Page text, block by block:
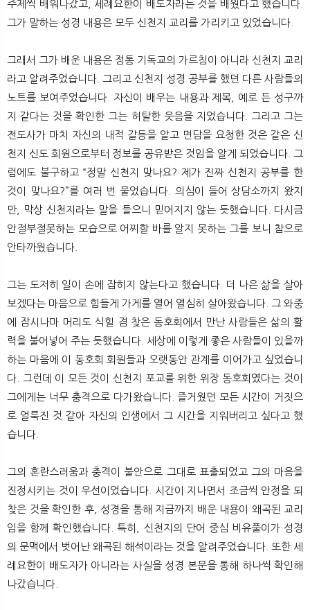
주제씩 배워나갔고, 세례요한이 배도자라는 것을 배웠다고 했습니다.
그가 말하는 성경 내용은 모두 신천지 교리를 가리키고 있었습니다.
그래서 그가 배운 내용은 정통 기독교의 가르침이 아니라 신천지 교리
라고 알려주었습니다. 그리고 신천지 성경 공부를 했던 다른 사람들의
노트를 보여주었습니다. 자신이 배우는 내용과 제목, 예로 든 성구까
지 같다는 것을 확인한 그는 허탈한 웃음을 지었습니다. 그리고 그는
전도사가 마치 자신의 내적 갈등을 알고 면담을 요청한 것은 같은 신
천지 신도 회원으로부터 정보를 공유받은 것임을 알게 되었습니다. 그
럼에도 불구하고 “정말 신천지 맞나요? 제가 진짜 신천지 공부를 한
것이 맞나요?”를 여러 번 물었습니다. 의심이 들어 상담소까지 왔지
만, 막상 신천지라는 말을 들으니 믿어지지 않는 듯했습니다. 다시금
안절부절못하는 모습으로 어찌할 바를 알지 못하는 그를 보니 참으로
안타까웠습니다.
그는 도저히 일이 손에 잡히지 않는다고 했습니다. 더 나은 삶을 살아
보겠다는 마음으로 힘들게 가게를 열어 열심히 살아왔습니다. 그 와중
에 잠시나마 머리도 식힐 겸 찾은 동호회에서 만난 사람들은 삶의 활
력을 불어넣어 주는 듯했습니다. 세상에 이렇게 좋은 사람들이 있을까
하는 마음에 이 동호회 회원들과 오랫동안 관계를 이어가고 싶었습니
다. 그런데 이 모든 것이 신천지 포교를 위한 위장 동호회였다는 것이
그에게는 너무 충격으로 다가왔습니다. 즐거웠던 모든 시간이 거짓으
로 얼룩진 것 같아 자신의 인생에서 그 시간을 지워버리고 싶다고 했
습니다.
그의 혼란스러움과 충격이 불안으로 그대로 표출되었고 그의 마음을
진정시키는 것이 우선이었습니다. 시간이 지나면서 조금씩 안정을 되
찾은 것을 확인한 후, 성경을 통해 지금까지 배운 내용이 왜곡된 교리
임을 함께 확인했습니다. 특히, 신천지의 단어 중심 비유풀이가 성경
의 문맥에서 벗어난 왜곡된 해석이라는 것을 알려주었습니다. 또한 세
례요한이 배도자가 아니라는 사실을 성경 본문을 통해 하나씩 확인해
나갔습니다.